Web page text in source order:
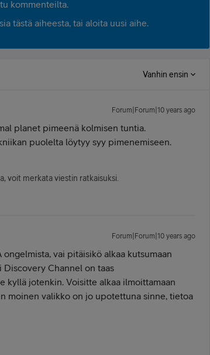
kommenteilta.
tästä aiheesta, tai aloita uusi aihe.
Vanhin ensin
Forum|Forum|10 years ago
planet pimeenä kolmisen tuntia.
puolelta löytyy syy pimenemiseen.
voit merkata viestin ratkaisuksi.
Forum|Forum|10 years ago
vai pitäisikö alkaa kutsumaan
Discovery Channel on taas
kyllä jotenkin. Voisitte alkaa ilmoittamaan
moinen valikko on jo upotettuna sinne, tietoa